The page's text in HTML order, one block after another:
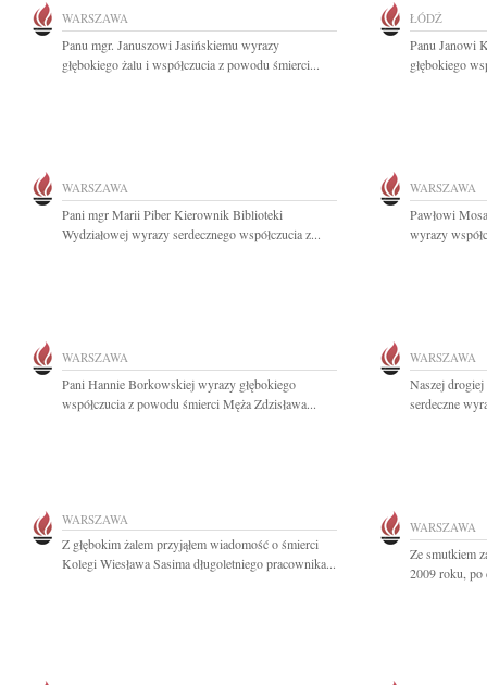
WARSZAWA
Panu mgr. Januszowi Jasińskiemu wyrazy
głębokiego żalu i współczucia z powodu śmierci...
ŁÓDŹ
Panu Janowi
głębokiego
WARSZAWA
Pani mgr Marii Piber Kierownik Biblioteki
Wydziałowej wyrazy serdecznego współczucia z...
WARSZAWA
Pawłowi
wyrazy
WARSZAWA
Pani Hannie Borkowskiej wyrazy głębokiego
współczucia z powodu śmierci Męża Zdzisława...
WARSZAWA
Naszej
serdeczne
WARSZAWA
Z głębokim żalem przyjąłem wiadomość o śmierci
Kolegi Wiesława Sasima długoletniego pracownika...
WARSZAWA
Ze smutkiem
2009 roku, po